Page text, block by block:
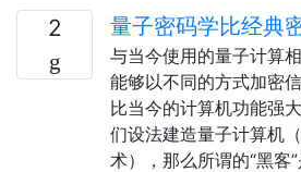
2 量子密码学比经典
与当今使用的量子计算
能够以不同的方式加密
比当今的计算机功能强
们设法建造量子计算机
术），那么所谓的“黑客